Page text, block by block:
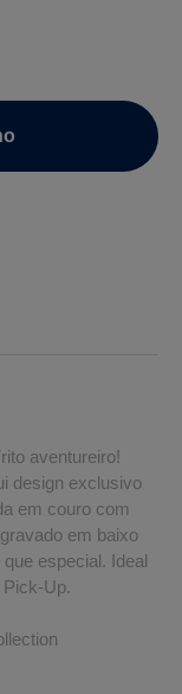
aventureiro!
design exclusivo
em couro com
em baixo
especial. Ideal
Up.